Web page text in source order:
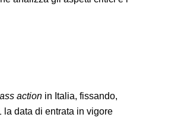
action in Italia, fissando,
data di entrata in vigore